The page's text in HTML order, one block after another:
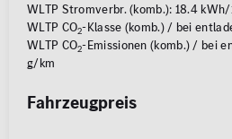
WLTP Stromverbr. (komb.): 18.4
WLTP CO2-Klasse (komb.) / bei
WLTP CO2-Emissionen (komb.) / bei
g/km
Fahrzeugpreis